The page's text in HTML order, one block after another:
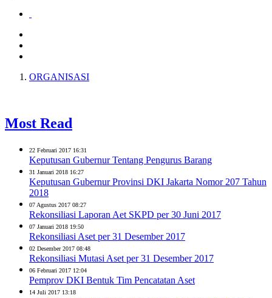
ORGANISASI
Most Read
22 Februari 2017 16:31
Keputusan Gubernur Tentang Pengurus Barang
31 Januari 2018 16:27
Keputusan Gubernur Provinsi DKI Jakarta Nomor 207 Tahun
2018
07 Agustus 2017 08:27
Rekonsiliasi Laporan Aet SKPD per 30 Juni 2017
07 Januari 2018 19:50
Rekonsiliasi Aset per 31 Desember 2017
02 Desember 2017 08:48
Rekonsiliasi Mutasi Aset per 31 Desember 2017
06 Februari 2017 12:04
Pemprov DKI Bentuk Tim Pencatatan Aset
14 Juli 2017 13:18